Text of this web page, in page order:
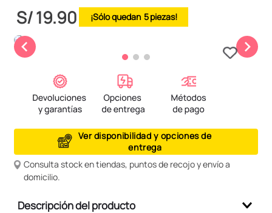
S/19.90 5
Ver disponibilidad y opciones de
entrega
Consulta stock en tiendas, puntos de recojo y envío a
domicilio.
Descripción del producto
4.
chiikawas
.
my melody
tomatodo
stitch
9.
peluche
10. kuromi